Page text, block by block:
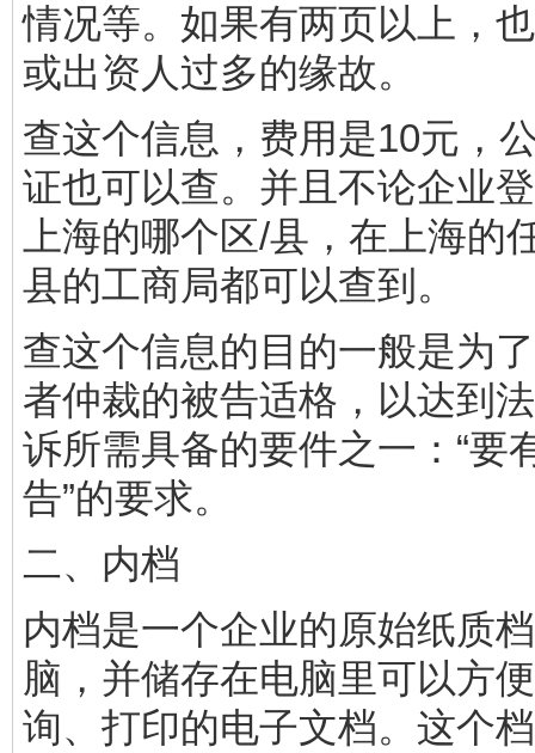
情况等。如果有两页以上，
或出资人过多的缘故。
查这个信息，费用是10元，
证也可以查。并且不论企业
上海的哪个区/县，在上海的
县的工商局都可以查到。
查这个信息的目的一般是为
者仲裁的被告适格，以达到
诉所需具备的要件之一：“要
告”的要求。
二、内档
内档是一个企业的原始纸质
脑，并储存在电脑里可以方
询、打印的电子文档。这个